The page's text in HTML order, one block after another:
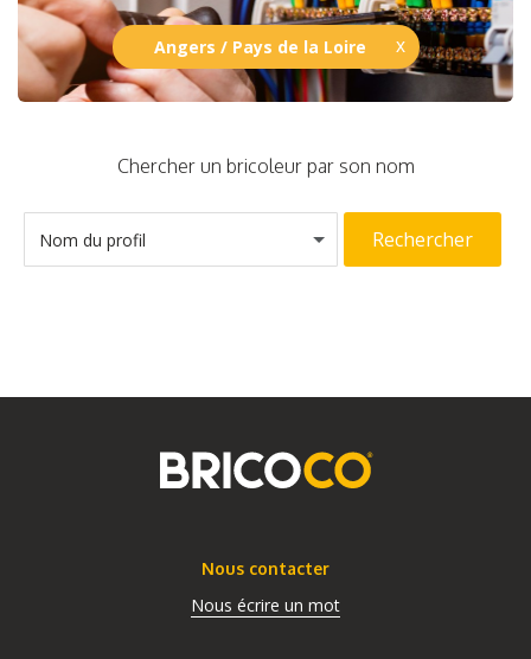
Angers / Pays de la Loire
Chercher un bricoleur par son nom
Nom du profil Rechercher
Nous contacter
Nous écrire un mot